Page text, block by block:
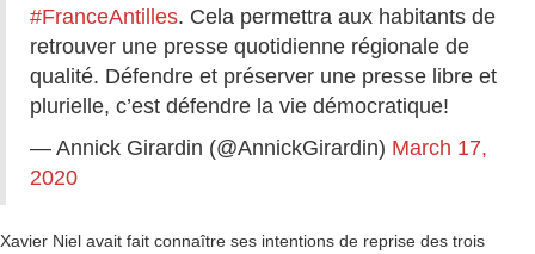
#FranceAntilles. Cela permettra aux habitants de
retrouver une presse quotidienne régionale de
qualité. Défendre et préserver une presse libre et
plurielle, c’est défendre la vie démocratique!
— Annick Girardin (@AnnickGirardin) March 17,
2020
Xavier Niel avait fait connaître ses intentions de reprise des trois